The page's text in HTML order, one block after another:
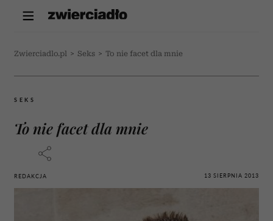
Zwierciadlo.pl > Seks > To nie facet dla mnie
SEKS
To nie facet dla mnie
REDAKCJA 13 SIERPNIA 2013